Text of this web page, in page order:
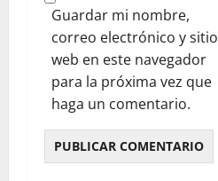
Guardar mi nombre,
correo electrónico y sitio
web en este navegador
para la próxima vez que
haga un comentario.